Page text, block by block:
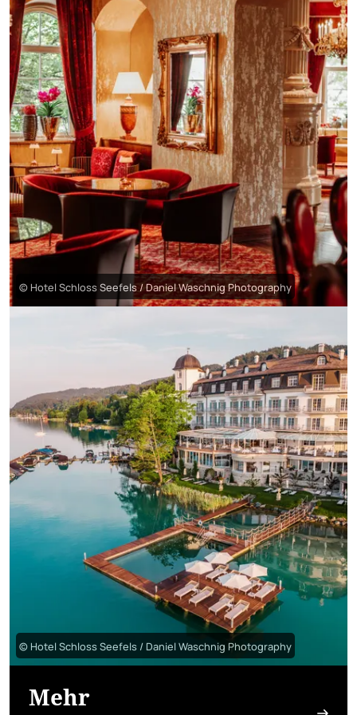
© Hotel Schloss Seefels / Daniel Waschnig Photography
© Hotel Schloss Seefels / Daniel Waschnig Photography
Mehr